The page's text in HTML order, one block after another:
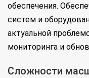
обеспечения.
систем и
актуальной
мониторинга и
Сложности